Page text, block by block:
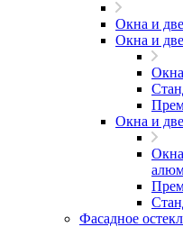
Окна и
Окна и
Окна и
Фасадное